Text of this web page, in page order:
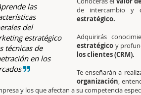
las
del
estratégico
técnicas de
en los
de intercambio y
estratégico.
Adquirirás
estratégico y
los clientes (CRM).
Te enseñarán a
organización,
y los que afectan a su competencia